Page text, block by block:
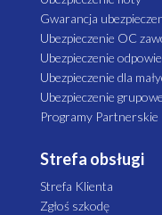
Gwarancja
Ubezpieczenie OC
Ubezpieczenie
Ubezpieczenie dla
Ubezpieczenie
Programy Partnerskie
Strefa obsługi
Strefa Klienta
Zgłoś szkodę